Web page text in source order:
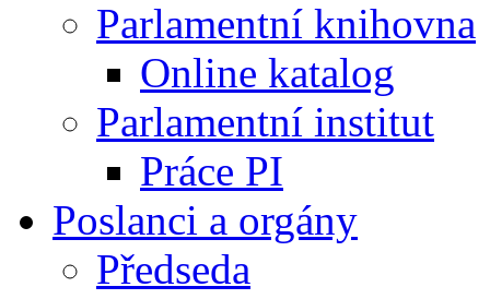
Parlamentní knihovna
Online katalog
Parlamentní institut
Práce PI
Poslanci a orgány
Předseda